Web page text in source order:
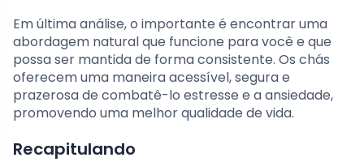
Em última análise, o importante é encontrar uma
abordagem natural que funcione para você e que
possa ser mantida de forma consistente. Os chás
oferecem uma maneira acessível, segura e
prazerosa de combatê-lo estresse e a ansiedade,
promovendo uma melhor qualidade de vida.
Recapitulando